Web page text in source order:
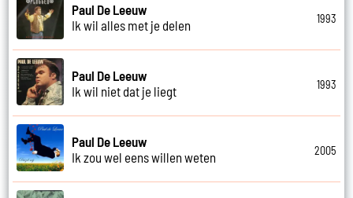
Paul De Leeuw
Ik wil alles met je delen
1993
Paul De Leeuw
Ik wil niet dat je liegt
1993
Paul De Leeuw
Ik zou wel eens willen weten
2005